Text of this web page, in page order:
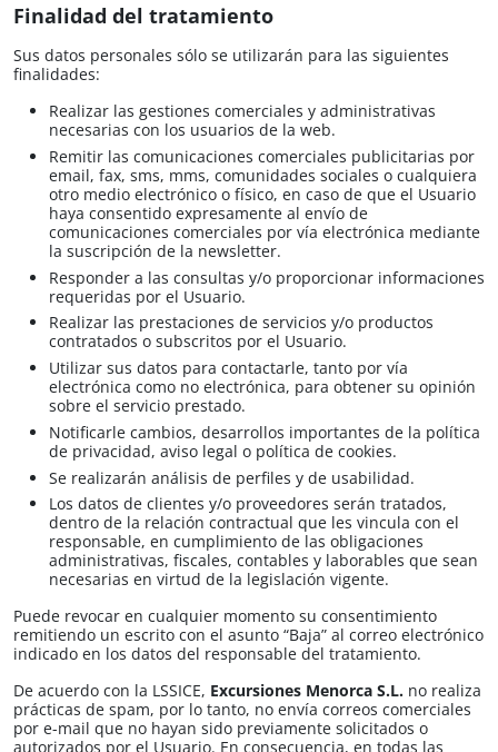
Finalidad del tratamiento
Sus datos personales sólo se utilizarán para las siguientes
finalidades:
Realizar las gestiones comerciales y administrativas
necesarias con los usuarios de la web.
Remitir las comunicaciones comerciales publicitarias por
email, fax, sms, mms, comunidades sociales o cualquiera
otro medio electrónico o físico, en caso de que el Usuario
haya consentido expresamente al envío de
comunicaciones comerciales por vía electrónica mediante
la suscripción de la newsletter.
Responder a las consultas y/o proporcionar informaciones
requeridas por el Usuario.
Realizar las prestaciones de servicios y/o productos
contratados o subscritos por el Usuario.
Utilizar sus datos para contactarle, tanto por vía
electrónica como no electrónica, para obtener su opinión
sobre el servicio prestado.
Notificarle cambios, desarrollos importantes de la política
de privacidad, aviso legal o política de cookies.
Se realizarán análisis de perfiles y de usabilidad.
Los datos de clientes y/o proveedores serán tratados,
dentro de la relación contractual que les vincula con el
responsable, en cumplimiento de las obligaciones
administrativas, fiscales, contables y laborables que sean
necesarias en virtud de la legislación vigente.
Puede revocar en cualquier momento su consentimiento
remitiendo un escrito con el asunto “Baja” al correo electrónico
indicado en los datos del responsable del tratamiento.
De acuerdo con la LSSICE, Excursiones Menorca S.L.​​ no realiza
prácticas de spam, por lo tanto, no envía correos comerciales
por e-mail que no hayan sido previamente solicitados o
autorizados por el Usuario. En consecuencia, en todas las